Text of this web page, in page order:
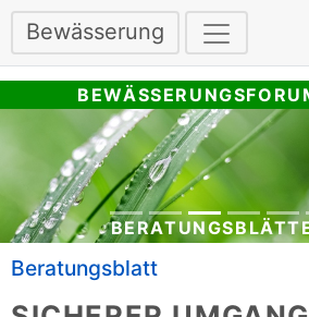
Bewässerung
Beratungsblatt